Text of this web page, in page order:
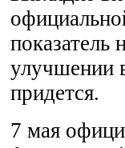
показатель
улучшении
придется.
7 мая